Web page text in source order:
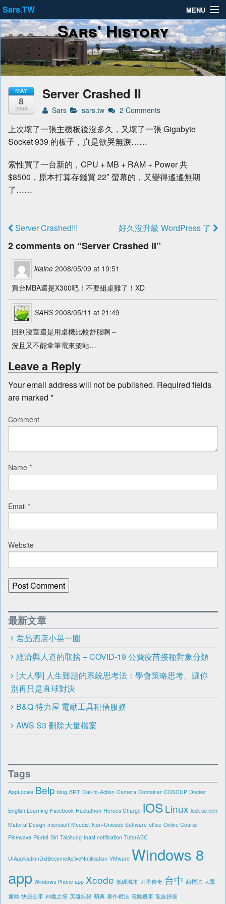
Sars.TW MENU
About
Privacy Policy
Terms of Service
Sars' History
MAY
8
2008
Server Crashed II
Sars sars.tw 2 Comments
上次壞了一張主機板後沒多久，又壞了一張 Gigabyte
Socket 939 的板子，真是欲哭無淚……
索性買了一台新的，CPU + MB + RAM + Power 共
$8500，原本打算存錢買 22″ 螢幕的，又變得遙遙無期
了……
Server Crashed!!! 好久沒升級 WordPress 了
2 comments on “Server Crashed II”
klaine 2008/05/09 at 19:51
買台MBA還是X300吧！不要組桌雞了！XD
SARS 2008/05/11 at 21:49
回到寢室還是用桌機比較舒服啊～
況且又不能拿筆電來架站…
Leave a Reply
Your email address will not be published. Required fields
are marked *
Comment
Name *
Email *
Website
最新文章
君品酒店小晃一圈
經濟與人道的取捨 – COVID-19 公費疫苗接種對象分類
[大人學] 人生難題的系統思考法：學會策略思考、讓你
別再只是直球對決
B&Q 特力屋 電動工具租借服務
AWS S3 刪除大量檔案
Tags
AppLocale Belp blog BRT Call-to-Action Camera Container COSCUP Docker
English Learning Facebook Hackathon Heroes Charge iOSLinux lock screen
Material Design microsoft Moedict Non-Unicode Software office Online Course
Pinewave Plurk8 Siri Taichung toast notification TutorABC
UIApplicationDidBecomeActiveNotification VMware Windows 8
app Windows Phone app Xcode 低碳城市 刀塔傳奇 台中 商標法 大眾
運輸 快捷公車 神魔之塔 英雄無畏 萌典 著作權法 電動機車 龍族拼圖